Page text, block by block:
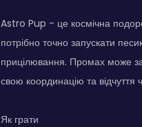
Astro Pup - це космічна
потрібно точно запускати
прицілювання. Промах може
свою координацію та відчуття
Як грати